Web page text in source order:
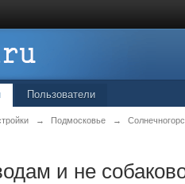
Пользователи
→ Подмосковье →
и не